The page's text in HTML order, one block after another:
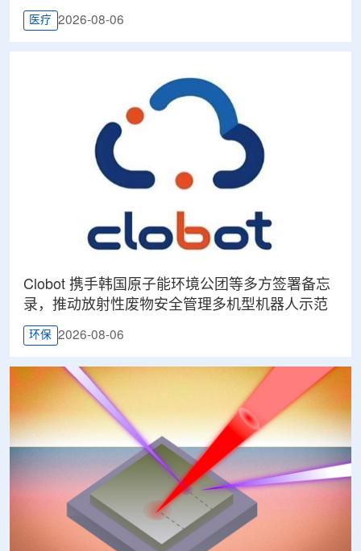
医疗 2026-08-06
Clobot 携手韩国原子能环境公团等多方签署备忘
录，推动放射性废物安全管理多机型机器人示范
环保 2026-08-06